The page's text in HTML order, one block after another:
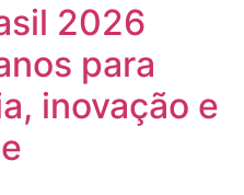
2026
para
inovação e